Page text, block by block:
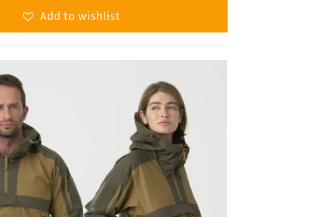
Add to wishlist